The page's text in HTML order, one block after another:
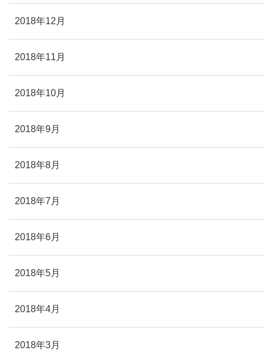
2018年12月
2018年11月
2018年10月
2018年9月
2018年8月
2018年7月
2018年6月
2018年5月
2018年4月
2018年3月